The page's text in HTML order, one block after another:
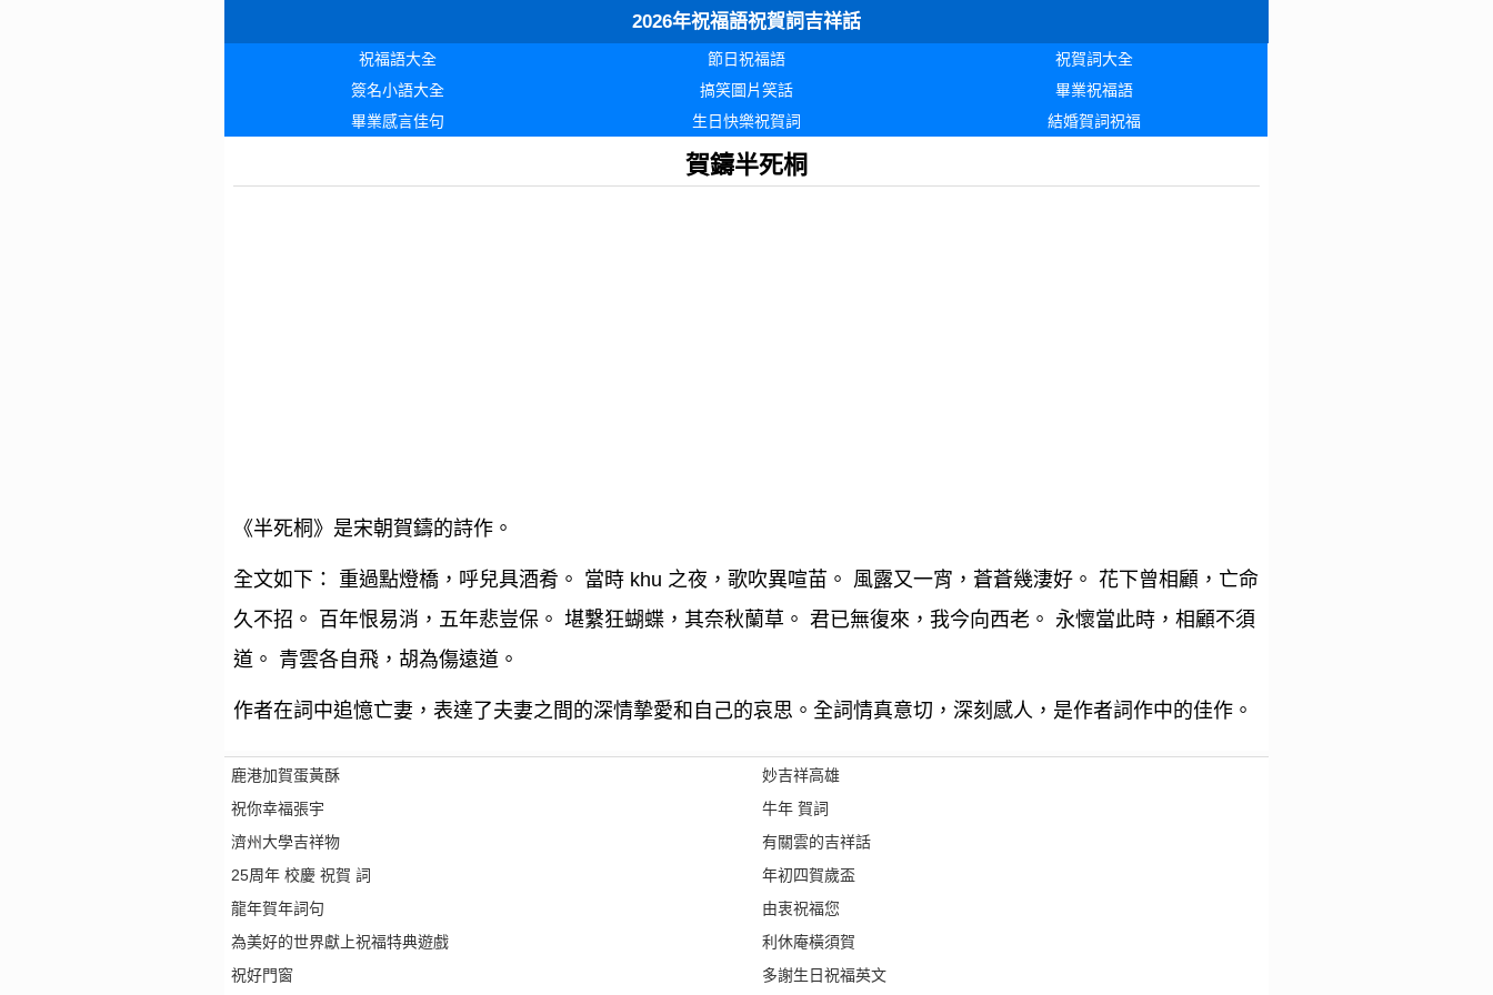
2026年祝福語祝賀詞吉祥話
祝福語大全 節日祝福語
祝賀詞大全
簽名小語大全
搞笑圖片笑話
畢業祝福語
畢業感言佳句
生日快樂祝賀詞 結婚賀詞祝福
賀鑄半死桐
《半死桐》是宋朝賀鑄的詩作。
全文如下： 重過點燈橋，呼兒具酒肴。 當時 khu 之夜，歌吹異喧苗。 風露又一宵，蒼蒼幾淒好。 花下曾相顧，亡命
久不招。 百年恨易消，五年悲豈保。 堪繫狂蝴蝶，其奈秋蘭草。 君已無復來，我今向西老。 永懷當此時，相顧不須
道。 青雲各自飛，胡為傷遠道。
作者在詞中追憶亡妻，表達了夫妻之間的深情摯愛和自己的哀思。全詞情真意切，深刻感人，是作者詞作中的佳作。
鹿港加賀蛋黃酥
祝你幸福張宇
濟州大學吉祥物
25周年 校慶 祝賀 詞
龍年賀年詞句
為美好的世界獻上祝福特典遊戲
祝好門窗
妙吉祥高雄
牛年 賀詞
有關雲的吉祥話
年初四賀歲盃
由衷祝福您
利休庵橫須賀
多謝生日祝福英文